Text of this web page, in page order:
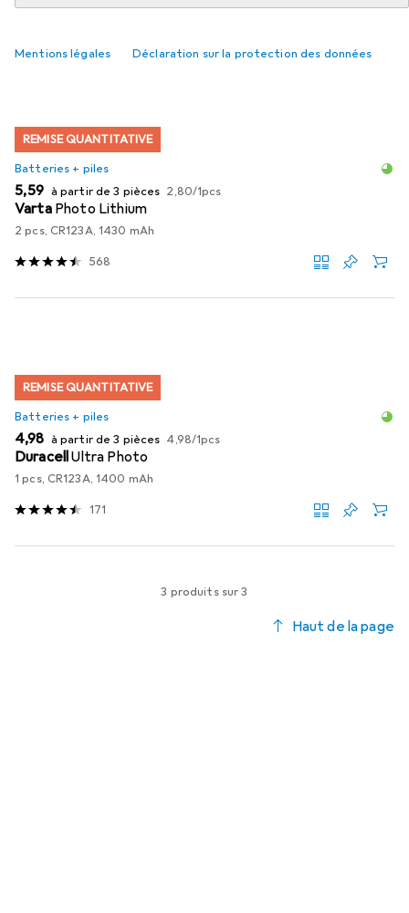
Mentions légales Déclaration sur la protection des données
568
REMISE QUANTITATIVE
Batteries + piles
EUR
5,59 à partir de 3 pièces EUR
2,80/1pcs
Varta Photo Lithium
2 pcs, CR123A, 1430 mAh
568
REMISE QUANTITATIVE
Batteries + piles
EUR
4,98 à partir de 3 pièces EUR
4,98/1pcs
DuracellUltra Photo
1 pcs, CR123A, 1400 mAh
171
3 produits sur 3
Haut de la page